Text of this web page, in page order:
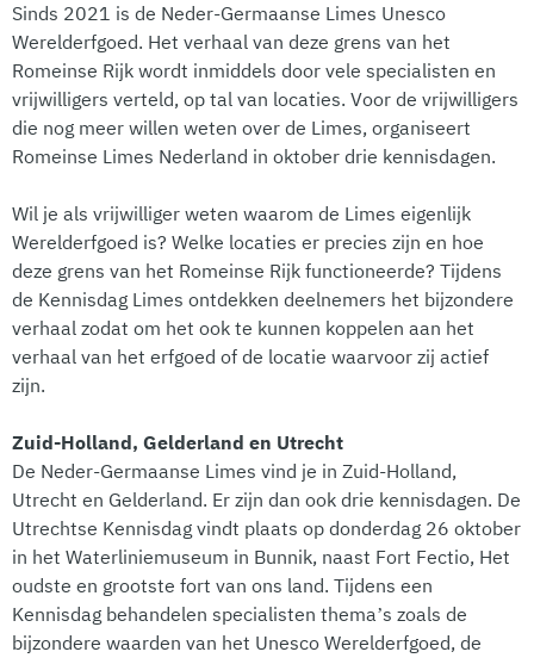
Sinds 2021 is de Neder-Germaanse Limes Unesco
Werelderfgoed. Het verhaal van deze grens van het
Romeinse Rijk wordt inmiddels door vele specialisten en
vrijwilligers verteld, op tal van locaties. Voor de vrijwilligers
die nog meer willen weten over de Limes, organiseert
Romeinse Limes Nederland in oktober drie kennisdagen.
Wil je als vrijwilliger weten waarom de Limes eigenlijk
Werelderfgoed is? Welke locaties er precies zijn en hoe
deze grens van het Romeinse Rijk functioneerde? Tijdens
de Kennisdag Limes ontdekken deelnemers het bijzondere
verhaal zodat om het ook te kunnen koppelen aan het
verhaal van het erfgoed of de locatie waarvoor zij actief
zijn.
Zuid-Holland, Gelderland en Utrecht
De Neder-Germaanse Limes vind je in Zuid-Holland,
Utrecht en Gelderland. Er zijn dan ook drie kennisdagen. De
Utrechtse Kennisdag vindt plaats op donderdag 26 oktober
in het Waterliniemuseum in Bunnik, naast Fort Fectio, Het
oudste en grootste fort van ons land. Tijdens een
Kennisdag behandelen specialisten thema’s zoals de
bijzondere waarden van het Unesco Werelderfgoed, de